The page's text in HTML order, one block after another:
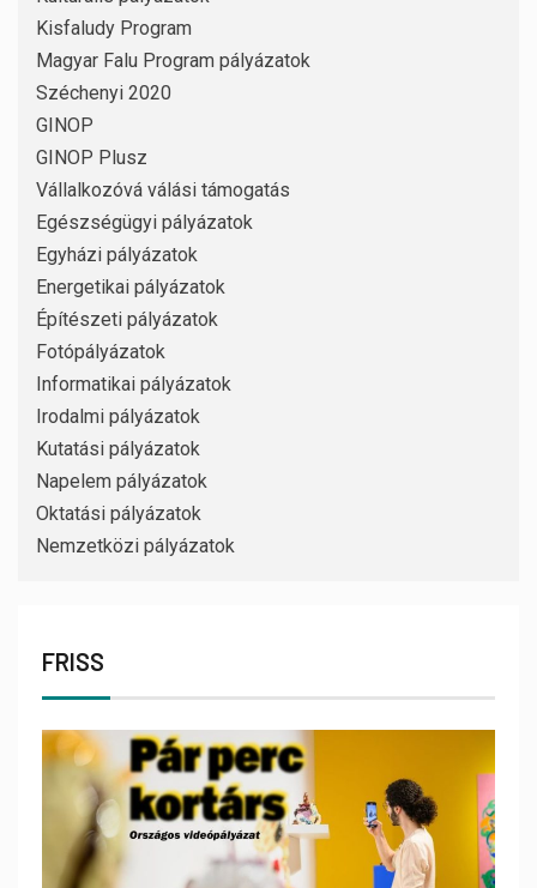
Kisfaludy Program
Magyar Falu Program pályázatok
Széchenyi 2020
GINOP
GINOP Plusz
Vállalkozóvá válási támogatás
Egészségügyi pályázatok
Egyházi pályázatok
Energetikai pályázatok
Építészeti pályázatok
Fotópályázatok
Informatikai pályázatok
Irodalmi pályázatok
Kutatási pályázatok
Napelem pályázatok
Oktatási pályázatok
Nemzetközi pályázatok
FRISS